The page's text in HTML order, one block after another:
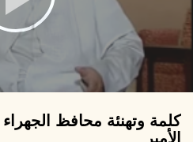
كلمة وتهنئة محافظ
الأمير